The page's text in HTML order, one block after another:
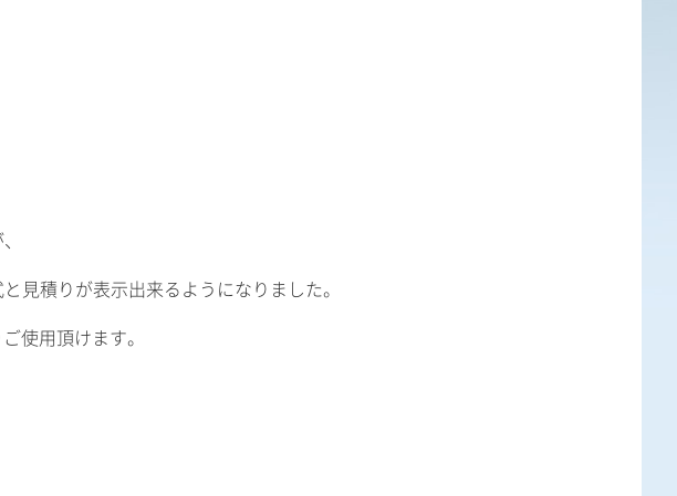
積りが表示出来るようになりました。
用頂けます。